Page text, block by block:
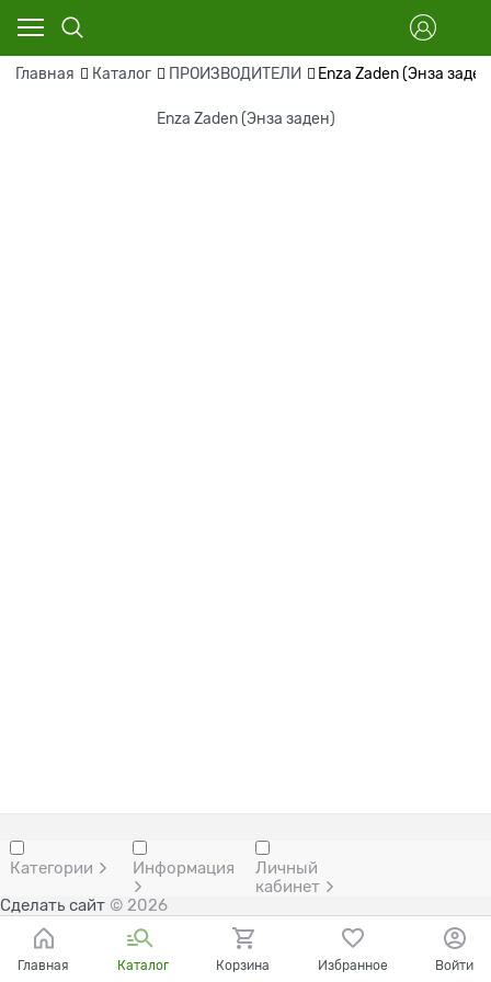
Главная Каталог ПРОИЗВОДИТЕЛИ Enza Zaden (Энза
Enza Zaden (Энза заден)
Категории Информация
Личный
кабинет
Сделать сайт © 2026
Главная Каталог Корзина Избранное Войти